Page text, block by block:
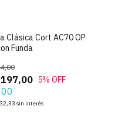
Clásica Cort AC70 OP
Funda
5% OFF
sin interés